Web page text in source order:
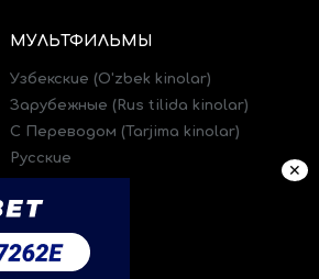
МУЛЬТФИЛЬМЫ
Узбекские (O'zbek kinolar)
Зарубежные (Rus tilida kinolar)
C Переводом (Tarjima kinolar)
Русские
✕